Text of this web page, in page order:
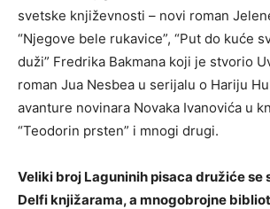
svetske književnosti – novi roman
“Njegove bele rukavice”, “Put do kuće
duži” Fredrika Bakmana koji je stvorio
roman Jua Nesbea u serijalu o Hariju
avanture novinara Novaka Ivanovića u
“Teodorin prsten” i mnogi drugi.
Veliki broj Laguninih pisaca družiće se
Delfi knjižarama, a mnogobrojne